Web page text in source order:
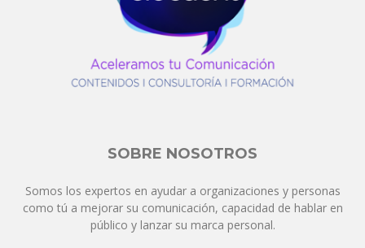
SOBRE NOSOTROS
Somos los expertos en ayudar a organizaciones y personas
como tú a mejorar su comunicación, capacidad de hablar en
público y lanzar su marca personal.